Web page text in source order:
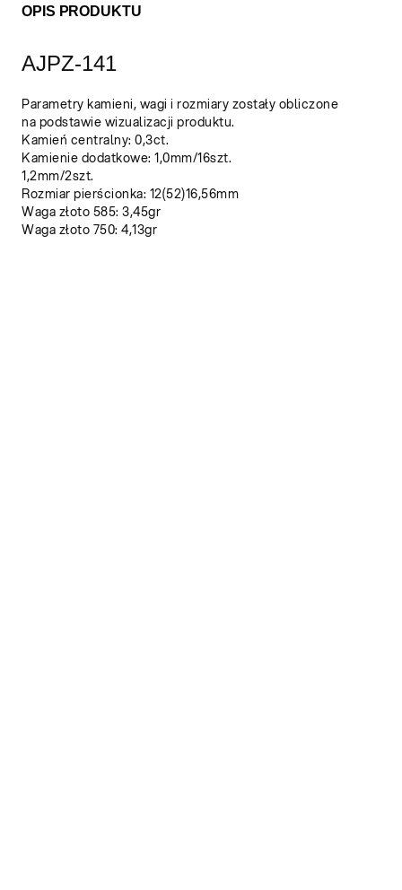
OPIS PRODUKTU
AJPZ-141
Parametry kamieni, wagi i rozmiary zostały obliczone
na podstawie wizualizacji produktu.
Kamień centralny: 0,3ct.
Kamienie dodatkowe: 1,0mm/16szt.
1,2mm/2szt.
Rozmiar pierścionka: 12(52)16,56mm
Waga złoto 585: 3,45gr
Waga złoto 750: 4,13gr